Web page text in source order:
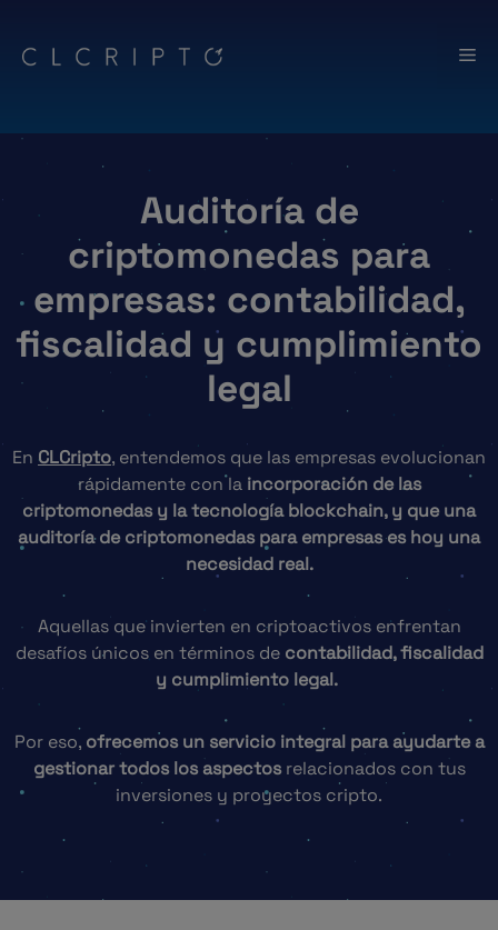
contenido
Auditoría de
criptomonedas para
empresas: contabilidad,
fiscalidad y cumplimiento
legal
En CLCripto, entendemos que las empresas evolucionan
rápidamente con laincorporación de las
criptomonedas y la tecnología blockchain, y que una
auditoría de criptomonedas para empresas es hoy una
necesidad real.
Aquellas que invierten en criptoactivos enfrentan
desafíos únicos en términos de contabilidad, fiscalidad
y cumplimiento legal.
Por eso, ofrecemos un servicio integral para ayudarte a
gestionar todos los aspectosrelacionados con tus
inversiones y proyectos cripto.